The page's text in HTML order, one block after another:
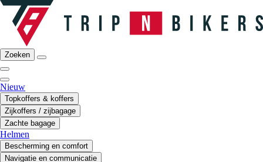
Zoeken
Nieuw
Topkoffers & koffers
Zijkoffers / zijbagage
Zachte bagage
Helmen
Bescherming en comfort
Navigatie en communicatie